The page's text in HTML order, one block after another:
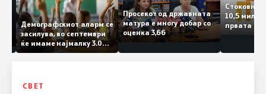
Демографскиот аларм се
засилува, во септември
ќе имаме најмалку 3.000
првачиња помалку
Просекот од државната
матура е многу добар со
оценка 3,66
10,5
првата
СВЕТ